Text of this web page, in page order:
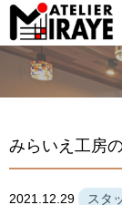
みらいえ工房
2021.12.29 スタ